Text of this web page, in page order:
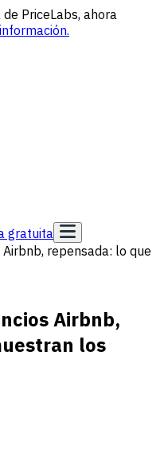
PriceLabs, ahora
gratuita
repensada: lo que
Airbnb,
los